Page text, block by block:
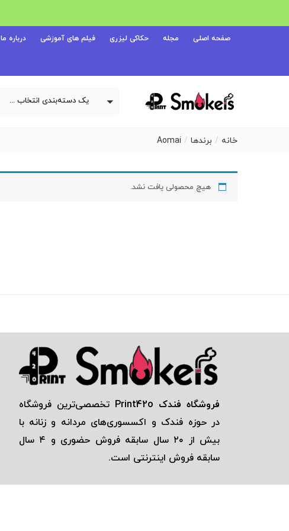
صفحه اصلی مجله حکاکی لیزری فیلم های آموزشی درباره ما
یک دسته‌بندی انتخاب کنید
خانه برندها Aomai
هیچ محصولی یافت نشد.
فروشگاه فندک Print42o
تخصصی‌ترين فروشگاه
در حوزه فندک و اكسسوری‌های مردانه و زنانه با
بيش از ٢٠ سال سابقه فروش حضوری و ٤ سال
سابقه فروش اينترنتی است.